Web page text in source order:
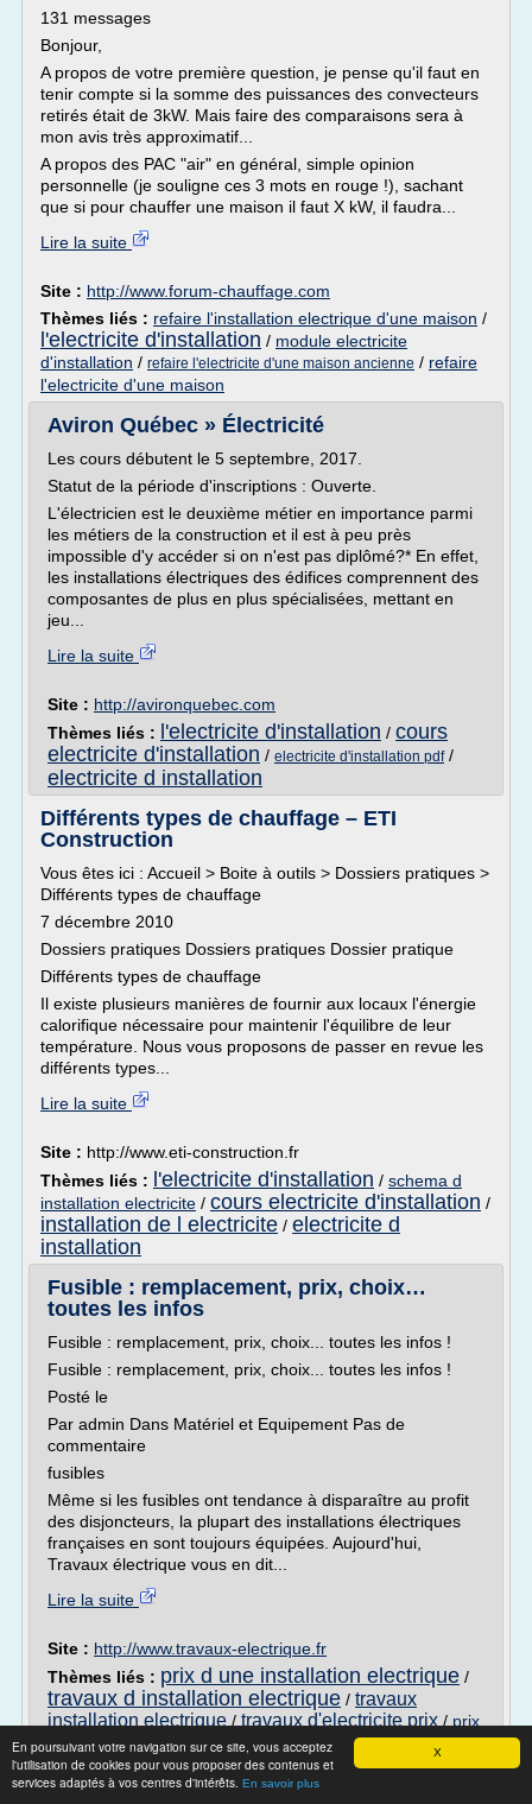
X
En poursuivant votre navigation sur ce site, vous acceptez
l'utilisation de cookies pour vous proposer des contenus et
services adaptés à vos centres d'intérêts. En savoir plus
131 messages
Bonjour,
A propos de votre première question, je pense qu'il faut en
tenir compte si la somme des puissances des convecteurs
retirés était de 3kW. Mais faire des comparaisons sera à
mon avis très approximatif...
A propos des PAC "air" en général, simple opinion
personnelle (je souligne ces 3 mots en rouge !), sachant
que si pour chauffer une maison il faut X kW, il faudra...
Lire la suite
Site : http://www.forum-chauffage.com
Thèmes liés : refaire l'installation electrique d'une maison /
l'electricite d'installation / module electricite
d'installation / refaire l'electricite d'une maison ancienne / refaire
l'electricite d'une maison
Aviron Québec » Électricité
Les cours débutent le 5 septembre, 2017.
Statut de la période d'inscriptions : Ouverte.
L'électricien est le deuxième métier en importance parmi
les métiers de la construction et il est à peu près
impossible d'y accéder si on n'est pas diplômé?* En effet,
les installations électriques des édifices comprennent des
composantes de plus en plus spécialisées, mettant en
jeu...
Lire la suite
Site : http://avironquebec.com
Thèmes liés :
l'electricite d'installation / cours
electricite d'installation / electricite d'installation pdf/
electricite d installation
Différents types de chauffage – ETI
Construction
Vous êtes ici : Accueil > Boite à outils > Dossiers pratiques >
Différents types de chauffage
7 décembre 2010
Dossiers pratiques Dossiers pratiques Dossier pratique
Différents types de chauffage
Il existe plusieurs manières de fournir aux locaux l'énergie
calorifique nécessaire pour maintenir l'équilibre de leur
température. Nous vous proposons de passer en revue les
différents types...
Lire la suite
Site : http://www.eti-construction.fr
Thèmes liés :
l'electricite d'installation / schema d
installation electricite / cours electricite d'installation /
installation de l electricite / electricite d
installation
Fusible : remplacement, prix, choix…
toutes les infos
Fusible : remplacement, prix, choix... toutes les infos !
Fusible : remplacement, prix, choix... toutes les infos !
Posté le
Par admin Dans Matériel et Equipement Pas de
commentaire
fusibles
Même si les fusibles ont tendance à disparaître au profit
des disjoncteurs, la plupart des installations électriques
françaises en sont toujours équipées. Aujourd'hui,
Travaux électrique vous en dit...
Lire la suite
Site : http://www.travaux-electrique.fr
Thèmes liés : prix d une installation electrique /
travaux d installation electrique / travaux
installation electrique / travaux d'electricite prix / prix
installation electrique
Attribution de marché public sur Marseille